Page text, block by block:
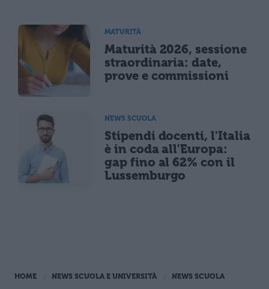
MATURITÀ
Maturità 2026, sessione
straordinaria: date,
prove e commissioni
NEWS SCUOLA
Stipendi docenti, l'Italia
è in coda all'Europa:
gap fino al 62% con il
Lussemburgo
HOME NEWS SCUOLA E UNIVERSITÀ NEWS SCUOLA